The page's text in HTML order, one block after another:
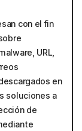
con el fin
URL,
en
soluciones a
de